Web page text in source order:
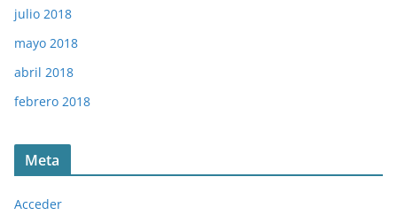
julio 2018
mayo 2018
abril 2018
febrero 2018
Meta
Acceder